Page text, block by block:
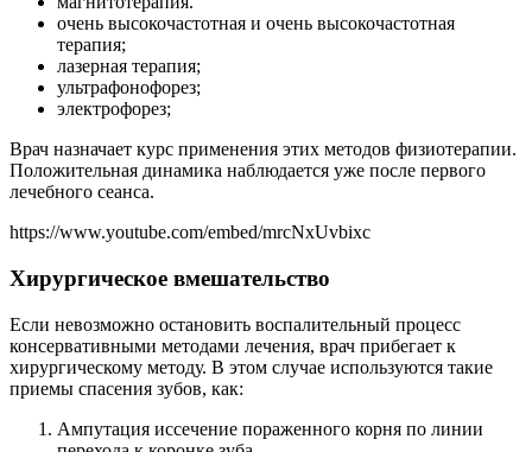
очень высокочастотная и очень высокочастотная
терапия;
лазерная терапия;
ультрафонофорез;
электрофорез;
Врач назначает курс применения этих методов физиотерапии.
Положительная динамика наблюдается уже после первого
лечебного сеанса.
https://www.youtube.com/embed/mrcNxUvbixc
Хирургическое вмешательство
Если невозможно остановить воспалительный процесс
консервативными методами лечения, врач прибегает к
хирургическому методу. В этом случае используются такие
приемы спасения зубов, как:
Ампутация иссечение пораженного корня по линии